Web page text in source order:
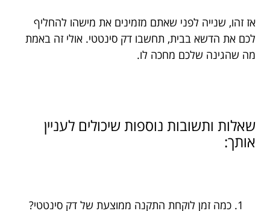
אז זהו, שנייה לפני שאתם מזמינים את מישהו להחליף
לכם את הדשא בבית, תחשבו דק סינטטי. אולי זה באמת
מה שהגינה שלכם מחכה לו.
שאלות ותשובות נוספות שיכולים לעניין
אותך:
כמה זמן לוקחת התקנה ממוצעת של דק סינטטי?